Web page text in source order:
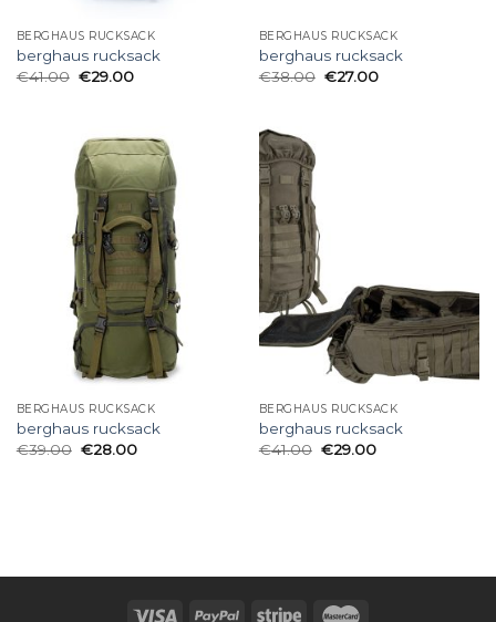
BERGHAUS RUCKSACK
berghaus rucksack
€41.00 €29.00
BERGHAUS RUCKSACK
berghaus rucksack
€38.00 €27.00
BERGHAUS RUCKSACK
berghaus rucksack
€39.00 €28.00
BERGHAUS RUCKSACK
berghaus rucksack
€41.00 €29.00